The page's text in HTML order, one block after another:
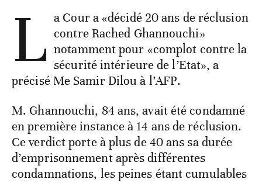
L a Cour a «décidé 20 ans de réclusion
contre Rached Ghannouchi»
notamment pour «complot contre la
sécurité intérieure de l’Etat», a
précisé Me Samir Dilou à l’AFP.
M. Ghannouchi, 84 ans, avait été condamné
en première instance à 14 ans de réclusion.
Ce verdict porte à plus de 40 ans sa durée
d’emprisonnement après différentes
condamnations, les peines étant cumulables